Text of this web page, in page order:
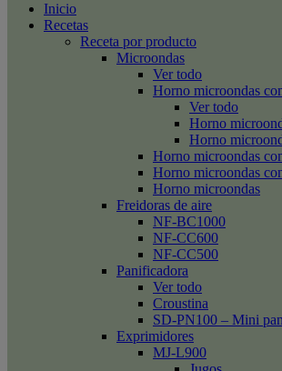
Inicio
Recetas
Receta por producto
Microondas
Ver todo
Horno microondas
Ver todo
Horno
Horno
Horno microondas
Horno microondas
Horno microondas
Freidoras de aire
NF-BC1000
NF-CC600
NF-CC500
Panificadora
Ver todo
Croustina
SD-PN100 – Mini
Exprimidores
MJ-L900